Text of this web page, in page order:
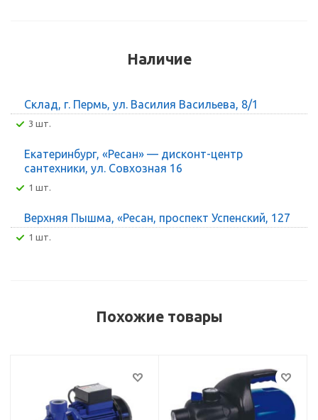
Наличие
Склад, г. Пермь, ул. Василия Васильева, 8/1
3 шт.
Екатеринбург, «Ресан» — дисконт-центр
сантехники, ул. Совхозная 16
1 шт.
Верхняя Пышма, «Ресан, проспект Успенский, 127
1 шт.
Похожие товары